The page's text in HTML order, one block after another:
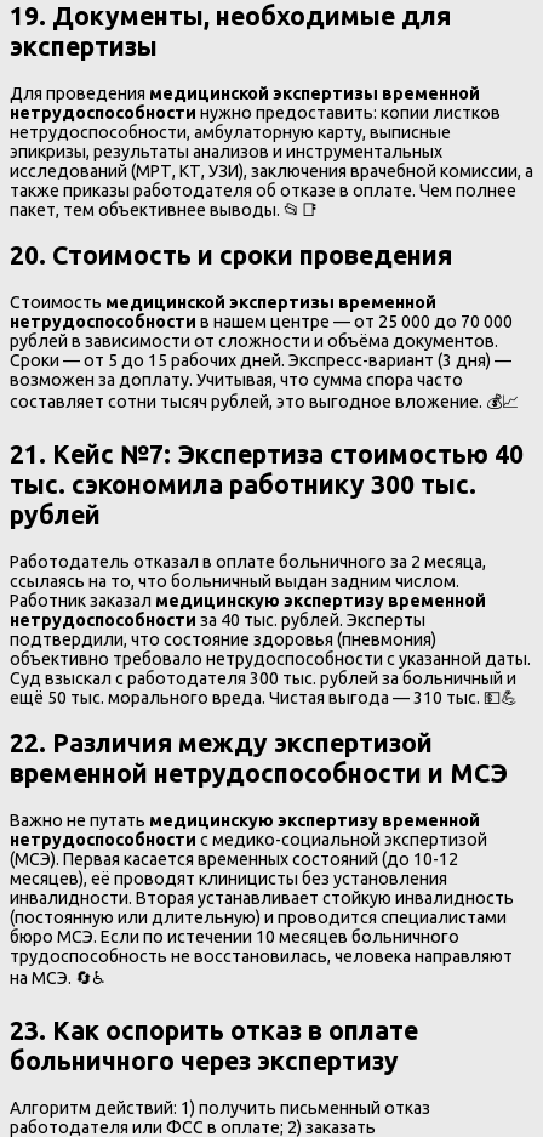
19. Документы, необходимые для
экспертизы
Для проведения медицинской экспертизы временной
нетрудоспособности нужно предоставить: копии листков
нетрудоспособности, амбулаторную карту, выписные
эпикризы, результаты анализов и инструментальных
исследований (МРТ, КТ, УЗИ), заключения врачебной комиссии, а
также приказы работодателя об отказе в оплате. Чем полнее
пакет, тем объективнее выводы. 📂📑
20. Стоимость и сроки проведения
Стоимость медицинской экспертизы временной
нетрудоспособности в нашем центре — от 25 000 до 70 000
рублей в зависимости от сложности и объёма документов.
Сроки — от 5 до 15 рабочих дней. Экспресс-вариант (3 дня) —
возможен за доплату. Учитывая, что сумма спора часто
составляет сотни тысяч рублей, это выгодное вложение. 💰📈
21. Кейс №7: Экспертиза стоимостью 40
тыс. сэкономила работнику 300 тыс.
рублей
Работодатель отказал в оплате больничного за 2 месяца,
ссылаясь на то, что больничный выдан задним числом.
Работник заказал медицинскую экспертизу временной
нетрудоспособности за 40 тыс. рублей. Эксперты
подтвердили, что состояние здоровья (пневмония)
объективно требовало нетрудоспособности с указанной даты.
Суд взыскал с работодателя 300 тыс. рублей за больничный и
ещё 50 тыс. морального вреда. Чистая выгода — 310 тыс. 💵💪
22. Различия между экспертизой
временной нетрудоспособности и МСЭ
Важно не путать медицинскую экспертизу временной
нетрудоспособности с медико-социальной экспертизой
(МСЭ). Первая касается временных состояний (до 10-12
месяцев), её проводят клиницисты без установления
инвалидности. Вторая устанавливает стойкую инвалидность
(постоянную или длительную) и проводится специалистами
бюро МСЭ. Если по истечении 10 месяцев больничного
трудоспособность не восстановилась, человека направляют
на МСЭ. 🔄♿
23. Как оспорить отказ в оплате
больничного через экспертизу
Алгоритм действий: 1) получить письменный отказ
работодателя или ФСС в оплате; 2) заказать